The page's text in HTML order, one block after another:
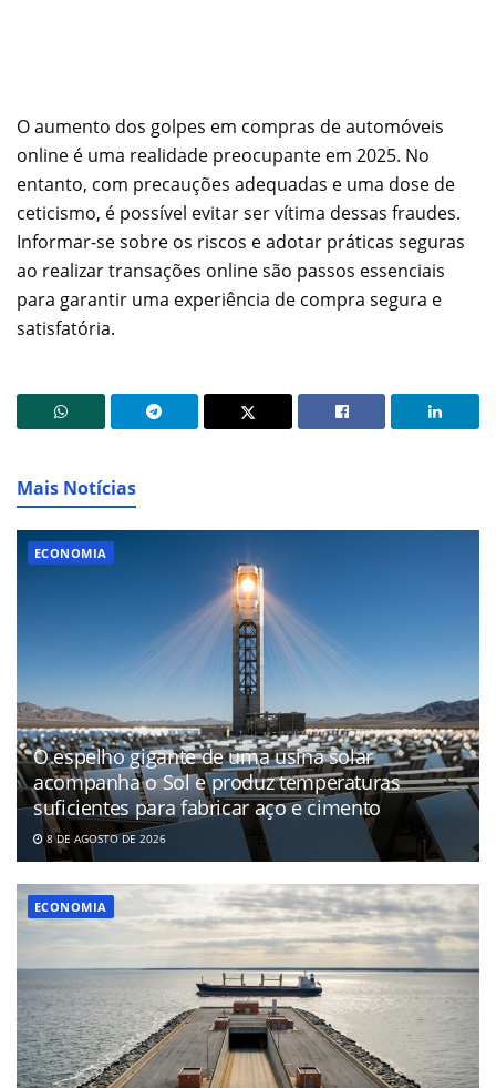
O aumento dos golpes em compras de automóveis
online é uma realidade preocupante em 2025. No
entanto, com precauções adequadas e uma dose de
ceticismo, é possível evitar ser vítima dessas fraudes.
Informar-se sobre os riscos e adotar práticas seguras
ao realizar transações online são passos essenciais
para garantir uma experiência de compra segura e
satisfatória.
Mais Notícias
ECONOMIA
O espelho gigante de uma usina solar
acompanha o Sol e produz temperaturas
suficientes para fabricar aço e cimento
8 DE AGOSTO DE 2026
ECONOMIA